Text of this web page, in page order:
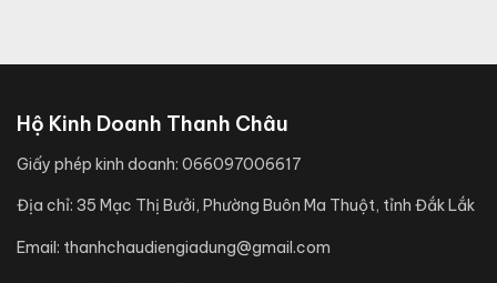
Hộ Kinh Doanh Thanh Châu
Giấy phép kinh doanh: 066097006617
Địa chỉ: 35 Mạc Thị Bưởi, Phường Buôn Ma Thuột, tỉnh Đắk Lắk
Email: thanhchaudiengiadung@gmail.com